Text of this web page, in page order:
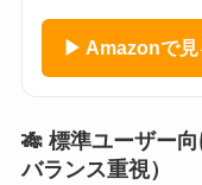
▶ Amazonで見
🎋 標準ユーザー
バランス重視）